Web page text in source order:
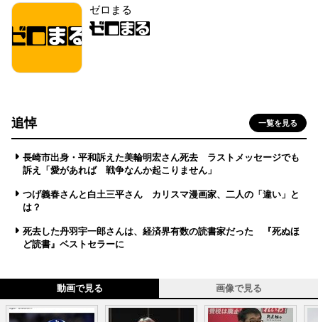
ゼロまる
追悼 一覧を見る
長崎市出身・平和訴えた美輪明宏さん死去 ラストメッセージでも
訴え「愛があれば 戦争なんか起こりません」
つげ義春さんと白土三平さん カリスマ漫画家、二人の「違い」と
は？
死去した丹羽宇一郎さんは、経済界有数の読書家だった 『死ぬほ
ど読書』ベストセラーに
動画で見る 画像で見る